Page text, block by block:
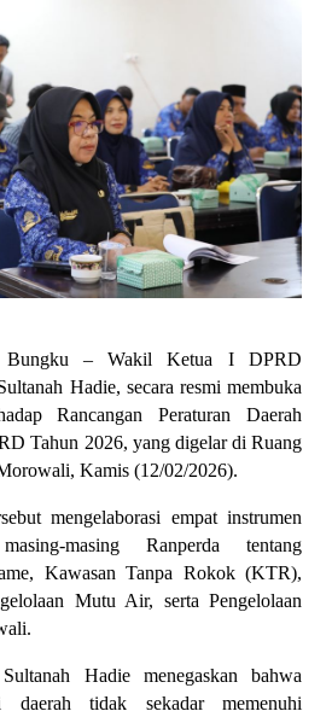
Bungku – Wakil Ketua I DPRD
Hadie, secara resmi membuka
Rancangan Peraturan Daerah
Tahun 2026, yang digelar di Ruang
Kamis (12/02/2026).
mengelaborasi empat instrumen
masing Ranperda tentang
Kawasan Tanpa Rokok (KTR),
Mutu Air, serta Pengelolaan
Hadie menegaskan bahwa
daerah tidak sekadar memenuhi